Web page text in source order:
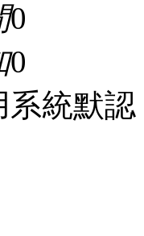
0
0
系統默認